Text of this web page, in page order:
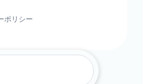
ポリシー